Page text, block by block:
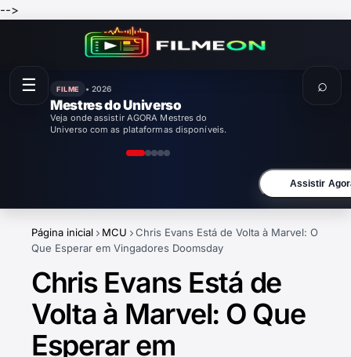
-->
FILME • 2026
Mestres do Universo
Veja onde assistir AGORA Mestres do
Universo com as plataformas disponíveis.
Assistir
Página inicial MCU
Chris Evans Está de Volta à Marvel: O
Que Esperar em Vingadores Doomsday
Chris Evans Está de
Volta à Marvel: O Que
Esperar em
☰ ⌕